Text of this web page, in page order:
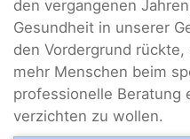
den vergangenen
Gesundheit in unserer
den Vordergrund
mehr Menschen beim
professionelle Beratung
verzichten zu wollen.